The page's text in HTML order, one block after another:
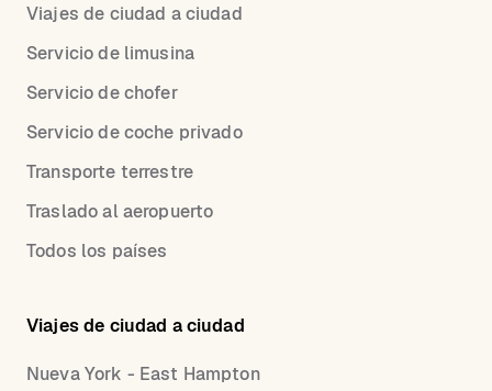
Viajes de ciudad a ciudad
Servicio de limusina
Servicio de chofer
Servicio de coche privado
Transporte terrestre
Traslado al aeropuerto
Todos los países
Viajes de ciudad a ciudad
Nueva York - East Hampton